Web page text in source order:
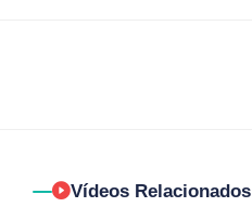
Vídeos Relacionados